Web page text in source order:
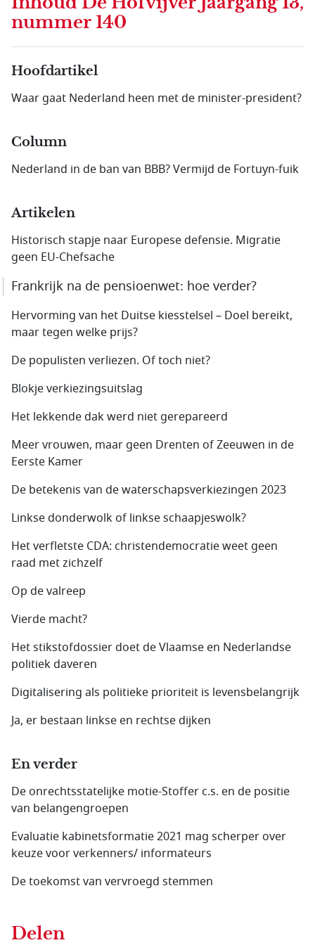
nummer 140
Hoofdartikel
Waar gaat Nederland heen met de minister-president?
Column
Nederland in de ban van BBB? Vermijd de Fortuyn-fuik
Artikelen
Historisch stapje naar Europese defensie. Migratie
geen EU-Chefsache
Frankrijk na de pensioenwet: hoe verder?
Hervorming van het Duitse kiesstelsel – Doel bereikt,
maar tegen welke prijs?
De populisten verliezen. Of toch niet?
Blokje verkiezingsuitslag
Het lekkende dak werd niet gerepareerd
Meer vrouwen, maar geen Drenten of Zeeuwen in de
Eerste Kamer
De betekenis van de waterschapsverkiezingen 2023
Linkse donderwolk of linkse schaapjeswolk?
Het verfletste CDA: christendemocratie weet geen
raad met zichzelf
Op de valreep
Vierde macht?
Het stikstofdossier doet de Vlaamse en Nederlandse
politiek daveren
Digitalisering als politieke prioriteit is levensbelangrijk
Ja, er bestaan linkse en rechtse dijken
En verder
De onrechtsstatelijke motie-Stoffer c.s. en de positie
van belangengroepen
Evaluatie kabinetsformatie 2021 mag scherper over
keuze voor verkenners/ informateurs
De toekomst van vervroegd stemmen
Delen